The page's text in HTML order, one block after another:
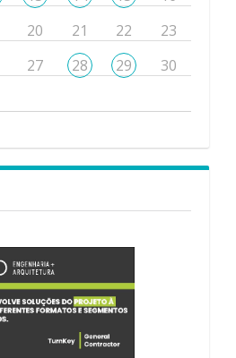
20 21 22
23
27 28 29
30